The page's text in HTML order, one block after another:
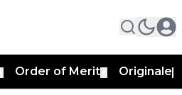
Order of Merit Originale